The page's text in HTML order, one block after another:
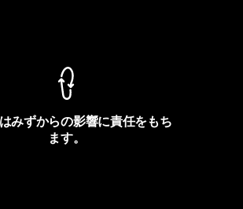
みずからの影響に責任をもち
ます。